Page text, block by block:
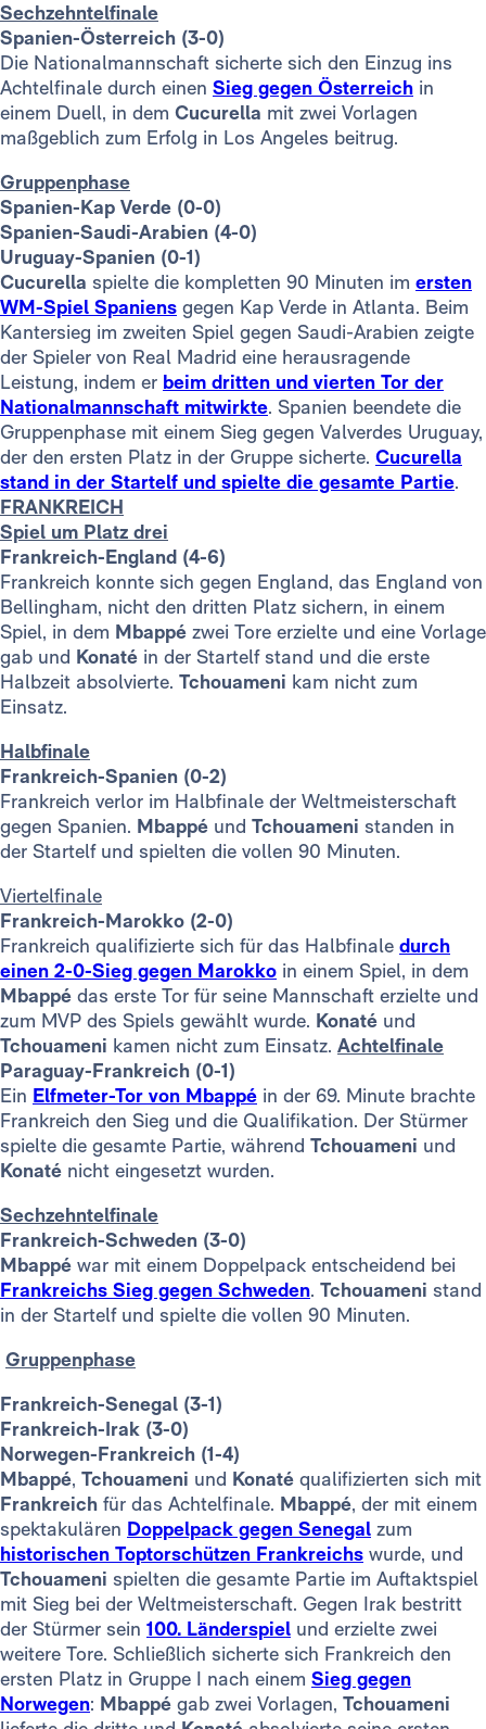
Sechzehntelfinale
Spanien-Österreich (3-0)
Die Nationalmannschaft sicherte sich den Einzug ins
Achtelfinale durch einen Sieg gegen Österreich in
einem Duell, in dem Cucurella mit zwei Vorlagen
maßgeblich zum Erfolg in Los Angeles beitrug.
Gruppenphase
Spanien-Kap Verde (0-0)
Spanien-Saudi-Arabien (4-0)
Uruguay-Spanien (0-1)
Cucurella spielte die kompletten 90 Minuten im ersten
WM-Spiel Spaniens gegen Kap Verde in Atlanta. Beim
Kantersieg im zweiten Spiel gegen Saudi-Arabien zeigte
der Spieler von Real Madrid eine herausragende
Leistung, indem er beim dritten und vierten Tor der
Nationalmannschaft mitwirkte. Spanien beendete die
Gruppenphase mit einem Sieg gegen Valverdes Uruguay,
der den ersten Platz in der Gruppe sicherte. Cucurella
stand in der Startelf und spielte die gesamte Partie.
FRANKREICH
Spiel um Platz drei
Frankreich-England (4-6)
Frankreich konnte sich gegen England, das England von
Bellingham, nicht den dritten Platz sichern, in einem
Spiel, in dem Mbappé zwei Tore erzielte und eine Vorlage
gab und Konaté in der Startelf stand und die erste
Halbzeit absolvierte. Tchouameni kam nicht zum
Einsatz.
Halbfinale
Frankreich-Spanien (0-2)
Frankreich verlor im Halbfinale der Weltmeisterschaft
gegen Spanien. Mbappé und Tchouameni standen in
der Startelf und spielten die vollen 90 Minuten.
Viertelfinale
Frankreich-Marokko (2-0)
Frankreich qualifizierte sich für das Halbfinale durch
einen 2-0-Sieg gegen Marokko in einem Spiel, in dem
Mbappé das erste Tor für seine Mannschaft erzielte und
zum MVP des Spiels gewählt wurde. Konaté und
Tchouameni kamen nicht zum Einsatz. Achtelfinale
Paraguay-Frankreich (0-1)
Ein Elfmeter-Tor von Mbappé in der 69. Minute brachte
Frankreich den Sieg und die Qualifikation. Der Stürmer
spielte die gesamte Partie, während Tchouameni und
Konaté nicht eingesetzt wurden.
Sechzehntelfinale
Frankreich-Schweden (3-0)
Mbappé war mit einem Doppelpack entscheidend bei
Frankreichs Sieg gegen Schweden. Tchouameni stand
in der Startelf und spielte die vollen 90 Minuten.
Gruppenphase
Frankreich-Senegal (3-1)
Frankreich-Irak (3-0)
Norwegen-Frankreich (1-4)
Mbappé, Tchouameni und Konaté qualifizierten sich mit
Frankreich für das Achtelfinale. Mbappé, der mit einem
spektakulären Doppelpack gegen Senegal zum
historischen Toptorschützen Frankreichs wurde, und
Tchouameni spielten die gesamte Partie im Auftaktspiel
mit Sieg bei der Weltmeisterschaft. Gegen Irak bestritt
der Stürmer sein 100. Länderspiel und erzielte zwei
weitere Tore. Schließlich sicherte sich Frankreich den
ersten Platz in Gruppe I nach einem Sieg gegen
Norwegen: Mbappé gab zwei Vorlagen, Tchouameni